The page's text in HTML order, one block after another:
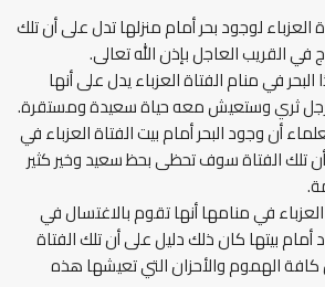
العزباء لوجود بحر أمام منزلها تدل على أن تلك
في القريب العاجل بإذن الله تعالى.
في منام الفتاة العزباء يدل على أنها
ثري وستعيش معه حياة سعيدة ومستقرة.
أن وجود البحر أمام بيت الفتاة العزباء في
تلك الفتاة سوف تحظى بحظ سعيد وخير كثير
العزباء في منامها أنها تقوم بالاغتسال في
أمام بيتها كان ذلك دليل على أن تلك الفتاة
الهموم والأحزان التي تعيشها هذه